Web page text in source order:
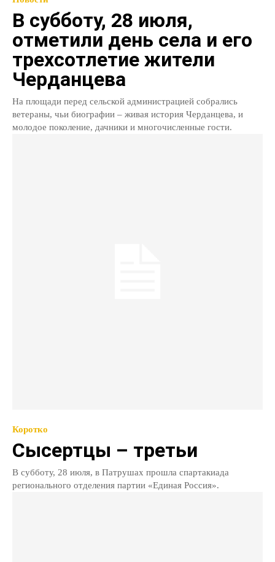
В субботу, 28 июля,
отметили день села и его
трехсотлетие жители
Черданцева
На площади перед сельской администрацией собрались
ветераны, чьи биографии – живая история Черданцева, и
молодое поколение, дачники и многочисленные гости.
Коротко
Сысертцы – третьи
В субботу, 28 июля, в Патрушах прошла спартакиада
регионального отделения партии «Единая Россия».